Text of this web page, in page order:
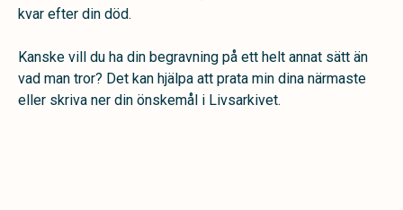
kvar efter din död.
Kanske vill du ha din begravning på ett helt annat sätt än
vad man tror? Det kan hjälpa att prata min dina närmaste
eller skriva ner din önskemål i Livsarkivet.